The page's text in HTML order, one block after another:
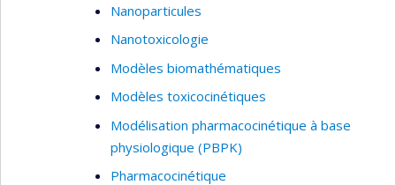
Nanoparticules
Nanotoxicologie
Modèles biomathématiques
Modèles toxicocinétiques
Modélisation pharmacocinétique à base
physiologique (PBPK)
Pharmacocinétique